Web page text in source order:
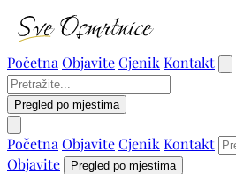
Početna ObjaviteCjenik Kontakt
Pregled po mjestima
Početna ObjaviteCjenik Kontakt
Objavite
Pregled po mjestima